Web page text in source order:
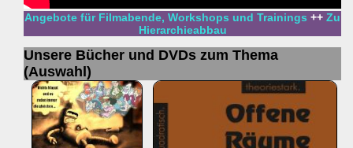
Angebote für Filmabende, Workshops und Trainings ++Zu
Hierarchieabbau
Unsere Bücher und DVDs zum Thema
(Auswahl)